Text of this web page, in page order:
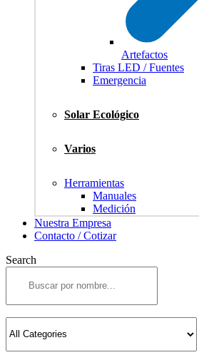
Artefactos
Tiras LED / Fuentes
Emergencia
Solar Ecológico
Varios
Herramientas
Manuales
Medición
Nuestra Empresa
Contacto / Cotizar
Search